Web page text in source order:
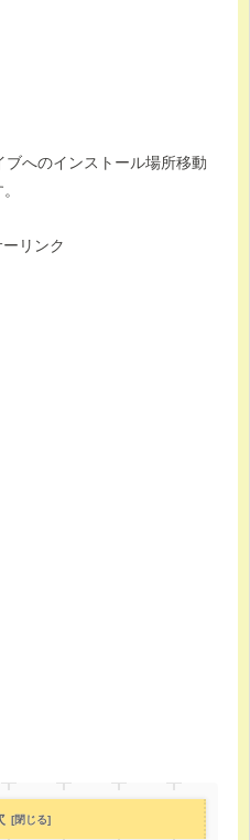
へのインストール場所移動
リンク